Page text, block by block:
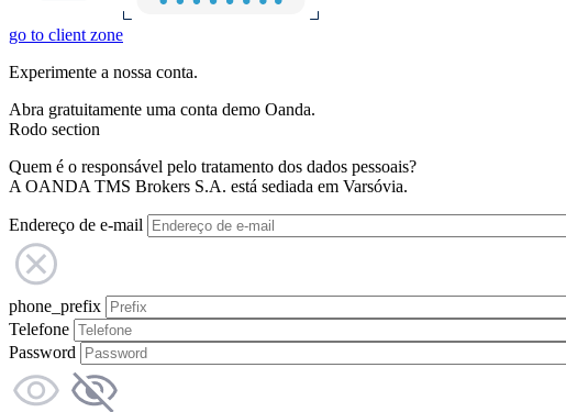
go to client zone
Experimente a nossa conta.
Abra gratuitamente uma conta demo Oanda.
Rodo section
Quem é o responsável pelo tratamento dos dados pessoais?
A OANDA TMS Brokers S.A. está sediada em Varsóvia.
Endereço de e-mail
phone_prefix
Telefone
Password